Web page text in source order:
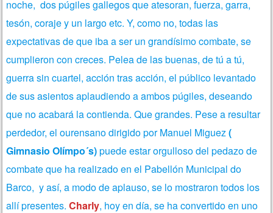
noche, dos púgiles gallegos que atesoran, fuerza, garra,
tesón, coraje y un largo etc. Y, como no, todas las
expectativas de que iba a ser un grandísimo combate, se
cumplieron con creces. Pelea de las buenas, de tú a tú,
guerra sin cuartel, acción tras acción, el público levantado
de sus asientos aplaudiendo a ambos púgiles, deseando
que no acabará la contienda. Que grandes. Pese a resultar
perdedor, el ourensano dirigido por Manuel Miguez(
Gimnasio Olímpo´s)puede estar orgulloso del pedazo de
combate que ha realizado en el Pabellón Municipal do
Barco, y así, a modo de aplauso, se lo mostraron todos los
allí presentes.Charly, hoy en día, se ha convertido en uno